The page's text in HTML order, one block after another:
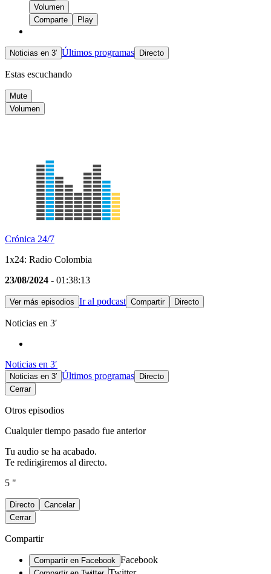
Volumen
Comparte
Play
Noticias en 3′ Últimos programas Directo
Estas escuchando
Mute
Volumen
Crónica 24/7
1x24: Radio Colombia
23/08/2024 - 01:38:13
Ver más episodios Ir al podcast Compartir Directo
Noticias en 3′
Noticias en 3′
Noticias en 3′ Últimos programas Directo
Cerrar
Otros episodios
Cualquier tiempo pasado fue anterior
Tu audio se ha acabado.
Te redirigiremos al directo.
5 "
Directo
Cancelar
Cerrar
Compartir
Compartir en Facebook Facebook